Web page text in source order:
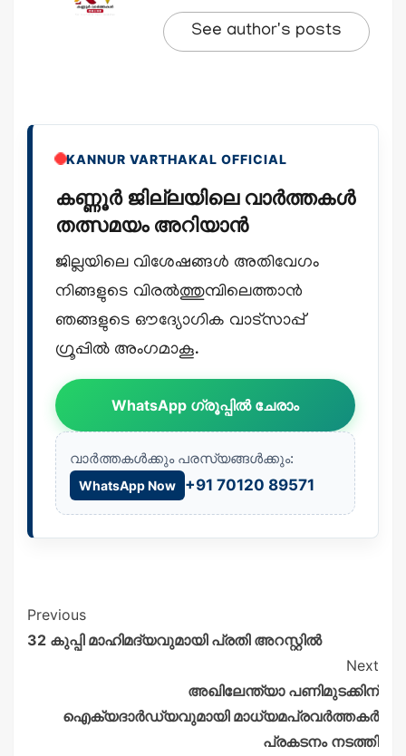
See author's posts
KANNUR VARTHAKAL OFFICIAL
കണ്ണൂർ ജില്ലയിലെ വാർത്തകൾ
തത്സമയം അറിയാൻ
ജില്ലയിലെ വിശേഷങ്ങൾ അതിവേഗം
നിങ്ങളുടെ വിരൽത്തുമ്പിലെത്താൻ
ഞങ്ങളുടെ ഔദ്യോഗിക വാട്സാപ്പ്
ഗ്രൂപ്പിൽ അംഗമാകൂ.
WhatsApp ഗ്രൂപ്പിൽ ചേരാം
വാർത്തകൾക്കും പരസ്യങ്ങൾക്കും:
WhatsApp Now +91 70120 89571
Previous
32 കുപ്പി മാഹിമദ്യവുമായി പ്രതി അറസ്റ്റിൽ
Next
അഖിലേന്ത്യാ പണിമുടക്കിന്
ഐക്യദാർഡ്യവുമായി മാധ്യമപ്രവർത്തകർ
പ്രകടനം നടത്തി